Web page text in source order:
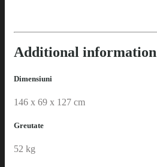
Additional information
Dimensiuni
146 x 69 x 127 cm
Greutate
52 kg